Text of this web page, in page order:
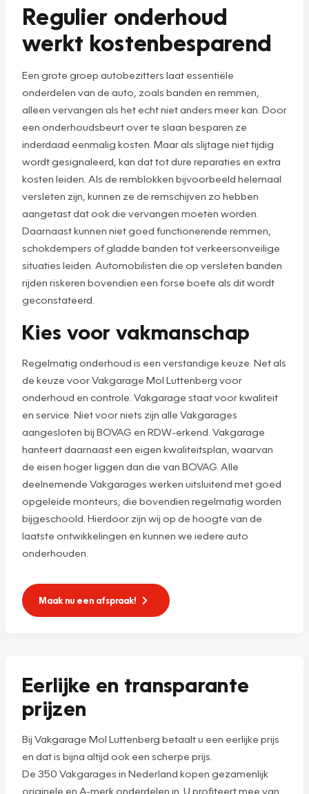
Regulier onderhoud
werkt kostenbesparend
Een grote groep autobezitters laat essentiële
onderdelen van de auto, zoals banden en remmen,
alleen vervangen als het echt niet anders meer kan. Door
een onderhoudsbeurt over te slaan besparen ze
inderdaad eenmalig kosten. Maar als slijtage niet tijdig
wordt gesignaleerd, kan dat tot dure reparaties en extra
kosten leiden. Als de remblokken bijvoorbeeld helemaal
versleten zijn, kunnen ze de remschijven zo hebben
aangetast dat ook die vervangen moeten worden.
Daarnaast kunnen niet goed functionerende remmen,
schokdempers of gladde banden tot verkeersonveilige
situaties leiden. Automobilisten die op versleten banden
rijden riskeren bovendien een forse boete als dit wordt
geconstateerd.
Kies voor vakmanschap
Regelmatig onderhoud is een verstandige keuze. Net als
de keuze voor Vakgarage Mol Luttenberg voor
onderhoud en controle. Vakgarage staat voor kwaliteit
en service. Niet voor niets zijn alle Vakgarages
aangesloten bij BOVAG en RDW-erkend. Vakgarage
hanteert daarnaast een eigen kwaliteitsplan, waarvan
de eisen hoger liggen dan die van BOVAG. Alle
deelnemende Vakgarages werken uitsluitend met goed
opgeleide monteurs, die bovendien regelmatig worden
bijgeschoold. Hierdoor zijn wij op de hoogte van de
laatste ontwikkelingen en kunnen we iedere auto
onderhouden.
Maak nu een afspraak!
Eerlijke en transparante
prijzen
Bij Vakgarage Mol Luttenberg betaalt u een eerlijke prijs
en dat is bijna altijd ook een scherpe prijs.
De 350 Vakgarages in Nederland kopen gezamenlijk
originele en A-merk onderdelen in. U profiteert mee van